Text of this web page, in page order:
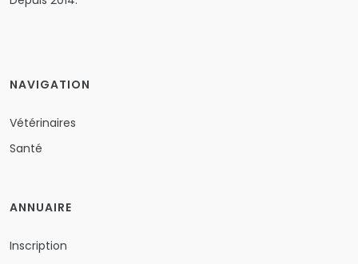
NAVIGATION
Vétérinaires
Santé
ANNUAIRE
Inscription